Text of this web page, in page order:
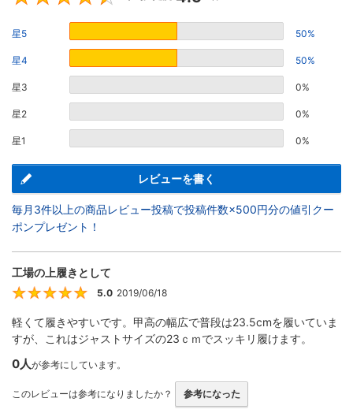
星5 50%
星4 50%
星3 0%
星2 0%
星1 0%
レビューを書く
毎月3件以上の商品レビュー投稿で投稿件数×500円分の値引クー
ポンプレゼント！
工場の上履きとして
5
5.0 2019/06/18
軽くて履きやすいです。甲高の幅広で普段は23.5cmを履いていま
すが、これはジャストサイズの23ｃｍでスッキリ履けます。
0人が参考にしています。
このレビューは参考になりましたか？ 参考になった